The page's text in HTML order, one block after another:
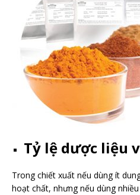
Tỷ lệ dược liệu
Trong chiết xuất nếu dùng ít
hoạt chất, nhưng nếu dùng